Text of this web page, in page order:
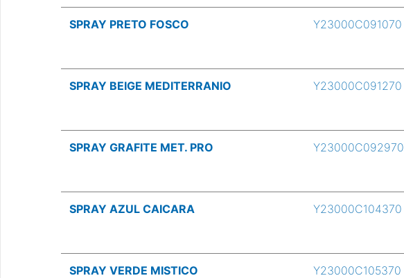
SPRAY PRETO FOSCO Y23000C091070
SPRAY BEIGE MEDITERRANIO Y23000C091270
SPRAY GRAFITE MET. PRO Y23000C092970
SPRAY AZUL CAICARA Y23000C104370
SPRAY VERDE MISTICO Y23000C105370